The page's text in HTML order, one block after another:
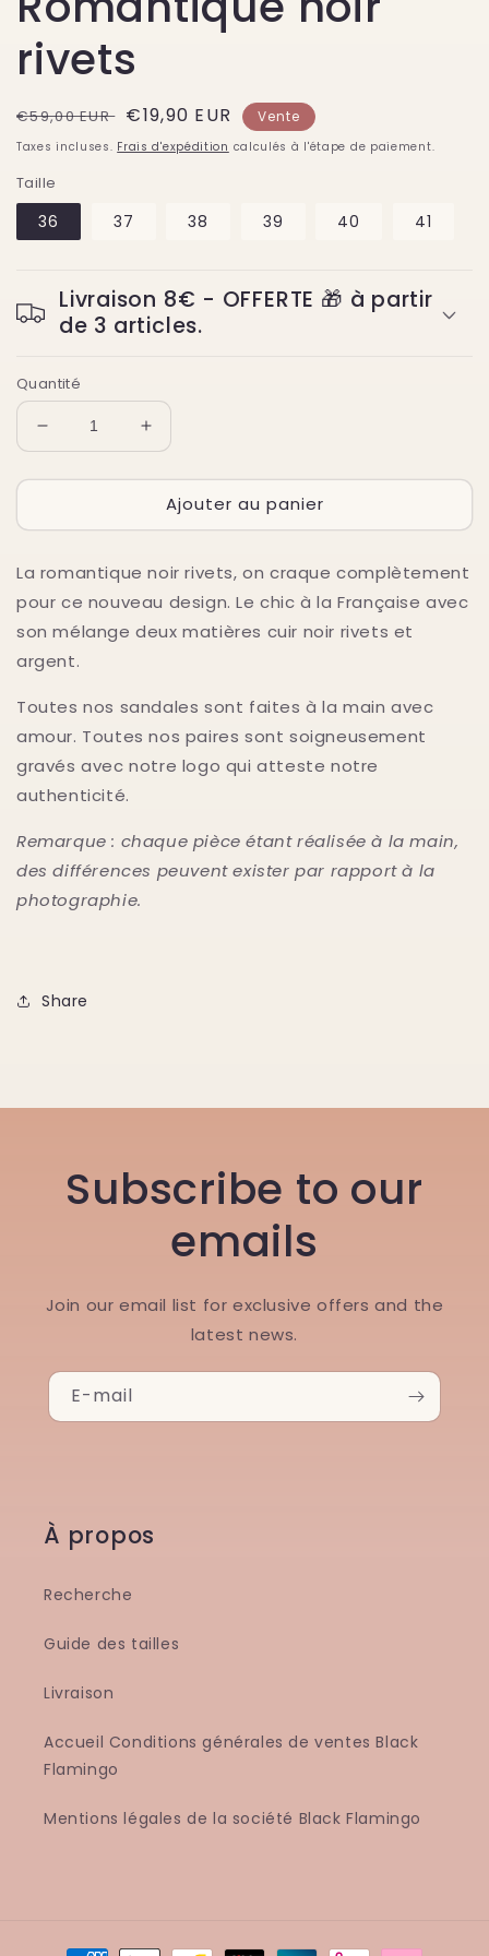
rivets
Prix
habituel
€59,00 EUR Prix
soldé
€19,90 EUR Vente
Taxes incluses. Frais d'expédition calculés à l'étape de paiement.
Taille
36 37 38 39 40 41
Livraison 8€ - OFFERTE 🎁 à partir
de 3 articles.
Quantité
Réduire
la
quantité
Romantique
rivets
Augmenter
la
quantité
Romantique
rivets
Ajouter au panier
La romantique noir rivets, on craque complètement
pour ce nouveau design. Le chic à la Française avec
son mélange deux matières cuir noir rivets et
argent.
Toutes nos sandales sont faites à la main avec
amour. Toutes nos paires sont soigneusement
gravés avec notre logo qui atteste notre
authenticité.
Remarque : chaque pièce étant réalisée à la main,
des différences peuvent exister par rapport à la
photographie.
Share
Subscribe to our
emails
Join our email list for exclusive offers and the
latest news.
E-mail
À propos
Recherche
Guide des tailles
Livraison
Accueil Conditions générales de ventes Black
Flamingo
Mentions légales de la société Black Flamingo
Moyens